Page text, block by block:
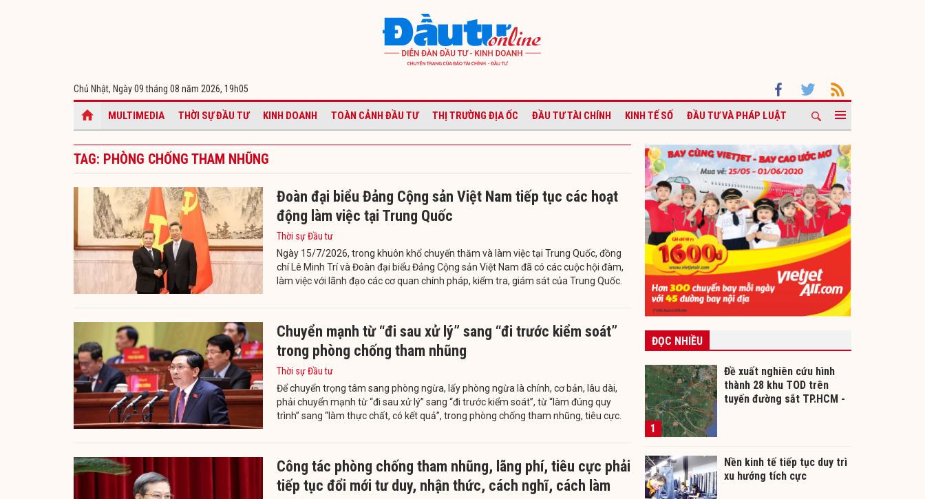
Chủ Nhật, Ngày 09 tháng 08 năm 2026, 19h05
MULTIMEDIA THỜI SỰ ĐẦU TƯ KINH DOANH TOÀN CẢNH ĐẦU TƯ THỊ TRƯỜNG ĐỊA ỐC ĐẦU TƯ TÀI CHÍNH KINH TẾ SỐ ĐẦU TƯ VÀ PHÁP LUẬT
TAG: PHÒNG CHỐNG THAM NHŨNG
Đoàn đại biểu Đảng Cộng sản Việt Nam tiếp tục các hoạt
động làm việc tại Trung Quốc
Thời sự Đầu tư
Ngày 15/7/2026, trong khuôn khổ chuyến thăm và làm việc tại Trung Quốc, đồng
chí Lê Minh Trí và Đoàn đại biểu Đảng Cộng sản Việt Nam đã có các cuộc hội đàm,
làm việc với lãnh đạo các cơ quan chính pháp, kiểm tra, giám sát của Trung Quốc.
Chuyển mạnh từ “đi sau xử lý” sang “đi trước kiểm soát”
trong phòng chống tham nhũng
Thời sự Đầu tư
Để chuyển trọng tâm sang phòng ngừa, lấy phòng ngừa là chính, cơ bản, lâu dài,
phải chuyển mạnh từ “đi sau xử lý” sang “đi trước kiểm soát”, từ “làm đúng quy
trình” sang “làm thực chất, có kết quả”, trong phòng chống tham nhũng, tiêu cực.
Công tác phòng chống tham nhũng, lãng phí, tiêu cực phải
tiếp tục đổi mới tư duy, nhận thức, cách nghĩ, cách làm
ĐỌC NHIỀU
1
Đề xuất nghiên cứu hình
thành 28 khu TOD trên
tuyến đường sắt TP.HCM -
Nền kinh tế tiếp tục duy trì
xu hướng tích cực